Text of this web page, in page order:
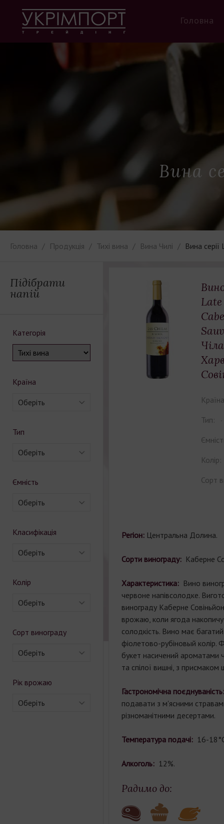
Головна
Вина
Головна Продукція Тихі вина Вина Чилі Вина
Підібрати
напій
Категорія
Країна
Оберіть
Тип
Оберіть
Ємність
Оберіть
Класифікація
Оберіть
Колір
Оберіть
Сорт винограду
Оберіть
Рік врожаю
Оберіть
Тип:
Колір:
Сорт
Регіон: Центральна Долина.
Сорти винограду: Каберне
Характеристика: Вино
червоне напівсолодке.
винограду Каберне
врожаю, коли ягода
солодкість. Вино має
фіолетово-рубіновый колір.
букет насичений ароматами
та спілої вишні, з
Гастрономічна
подавати з м'ясними
різноманітними десертами.
Температура подачі: 16-
Алкоголь: 12%.
Радимо до: